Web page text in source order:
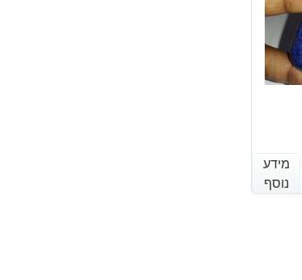
מידע
נוסף
מידע
נוסף